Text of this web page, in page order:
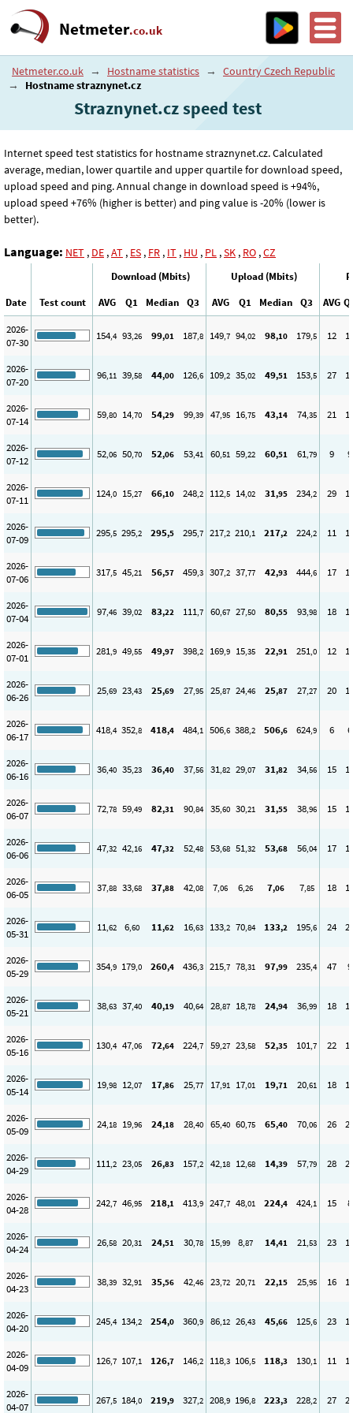
Netmeter.co.uk
Netmeter.co.uk → Hostname statistics →
Country Czech Republic
→
Hostname straznynet.cz
Straznynet.cz speed test
Internet speed test statistics for hostname straznynet.cz. Calculated
average, median, lower quartile and upper quartile for download speed,
upload speed and ping. Annual change in download speed is +94%,
upload speed +76% (higher is better) and ping value is -20% (lower is
better).
Language: NET , DE ,AT , ES , FR , IT , HU , PL ,SK , RO ,CZ
Download (Mbits) Upload (Mbits)
Date
Test count AVG Q1 Median Q3 AVG Q1 Median Q3 AVG
2026-
07-30
154,4 93,26 99,01 187,8 149,7 94,02 98,10 179,5 12
2026-
07-20
96,11 39,58 44,00 126,6 109,2 35,02 49,51 153,5 27
2026-
07-14
59,80 14,70 54,29 99,39 47,95 16,75 43,14 74,35 21
2026-
07-12
52,06 50,70 52,06 53,41 60,51 59,22 60,51 61,79 9 9
2026-
07-11
124,0 15,27 66,10 248,2 112,5 14,02 31,95 234,2 29
2026-
07-09
295,5 295,2 295,5 295,7 217,2 210,1 217,2 224,2 11
2026-
07-06
317,5 45,21 56,57 459,3 307,2 37,77 42,93 444,6 17
2026-
07-04
97,46 39,02 83,22 111,7 60,67 27,50 80,55 93,98 18
2026-
07-01
281,9 49,55 49,97 398,2 169,9 15,35 22,91 251,0 12
2026-
06-26
25,69 23,43 25,69 27,95 25,87 24,46 25,87 27,27 20
2026-
06-17
418,4 352,8 418,4 484,1 506,6 388,2 506,6 624,9 6 6
2026-
06-16
36,40 35,23 36,40 37,56 31,82 29,07 31,82 34,56 15
2026-
06-07
72,78 59,49 82,31 90,84 35,60 30,21 31,55 38,96 15
2026-
06-06
47,32 42,16 47,32 52,48 53,68 51,32 53,68 56,04 17
2026-
06-05
37,88 33,68 37,88 42,08 7,06 6,26 7,06 7,85 18
2026-
05-31
11,62 6,60 11,62 16,63 133,2 70,84 133,2 195,6 24
2026-
05-29
354,9 179,0 260,4 436,3 215,7 78,31 97,99 235,4 47 9
2026-
05-21
38,63 37,40 40,19 40,64 28,87 18,78 24,94 36,99 18
2026-
05-16
130,4 47,06 72,64 224,7 59,27 23,58 52,35 101,7 22
2026-
05-14
19,98 12,07 17,86 25,77 17,91 17,01 19,71 20,61 18
2026-
05-09
24,18 19,96 24,18 28,40 65,40 60,75 65,40 70,06 26
2026-
04-29
111,2 23,05 26,83 157,2 42,18 12,68 14,39 57,79 28
2026-
04-28
242,7 46,95 218,1 413,9 247,7 48,01 224,4 424,1 15 8
2026-
04-24
26,58 20,31 24,51 30,78 15,99 8,87 14,41 21,53 23
2026-
04-23
38,39 32,91 35,56 42,46 23,72 20,71 22,15 25,95 16
2026-
04-20
245,4 134,2 254,0 360,9 86,12 26,43 45,66 125,6 23
2026-
04-09
126,7 107,1 126,7 146,2 118,3 106,5 118,3 130,1 11
2026-
04-07
267,5 184,0 219,9 327,2 208,9 196,8 223,3 228,2 27